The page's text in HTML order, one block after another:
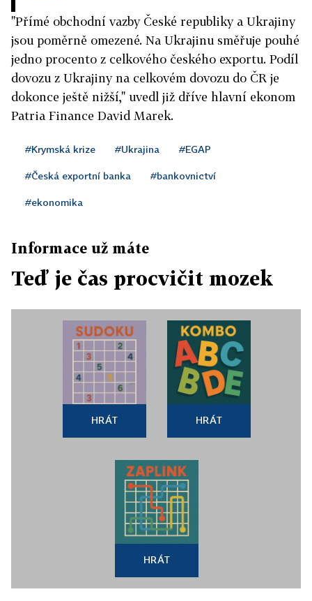
"Přímé obchodní vazby České republiky a Ukrajiny
jsou poměrně omezené. Na Ukrajinu směřuje pouhé
jedno procento z celkového českého exportu. Podíl
dovozu z Ukrajiny na celkovém dovozu do ČR je
dokonce ještě nižší," uvedl již dříve hlavní ekonom
Patria Finance David Marek.
#Krymská krize #Ukrajina #EGAP
#Česká exportní banka #bankovnictví
#ekonomika
Informace už máte
Teď je čas procvičit mozek
HRÁT HRÁT
HRÁT